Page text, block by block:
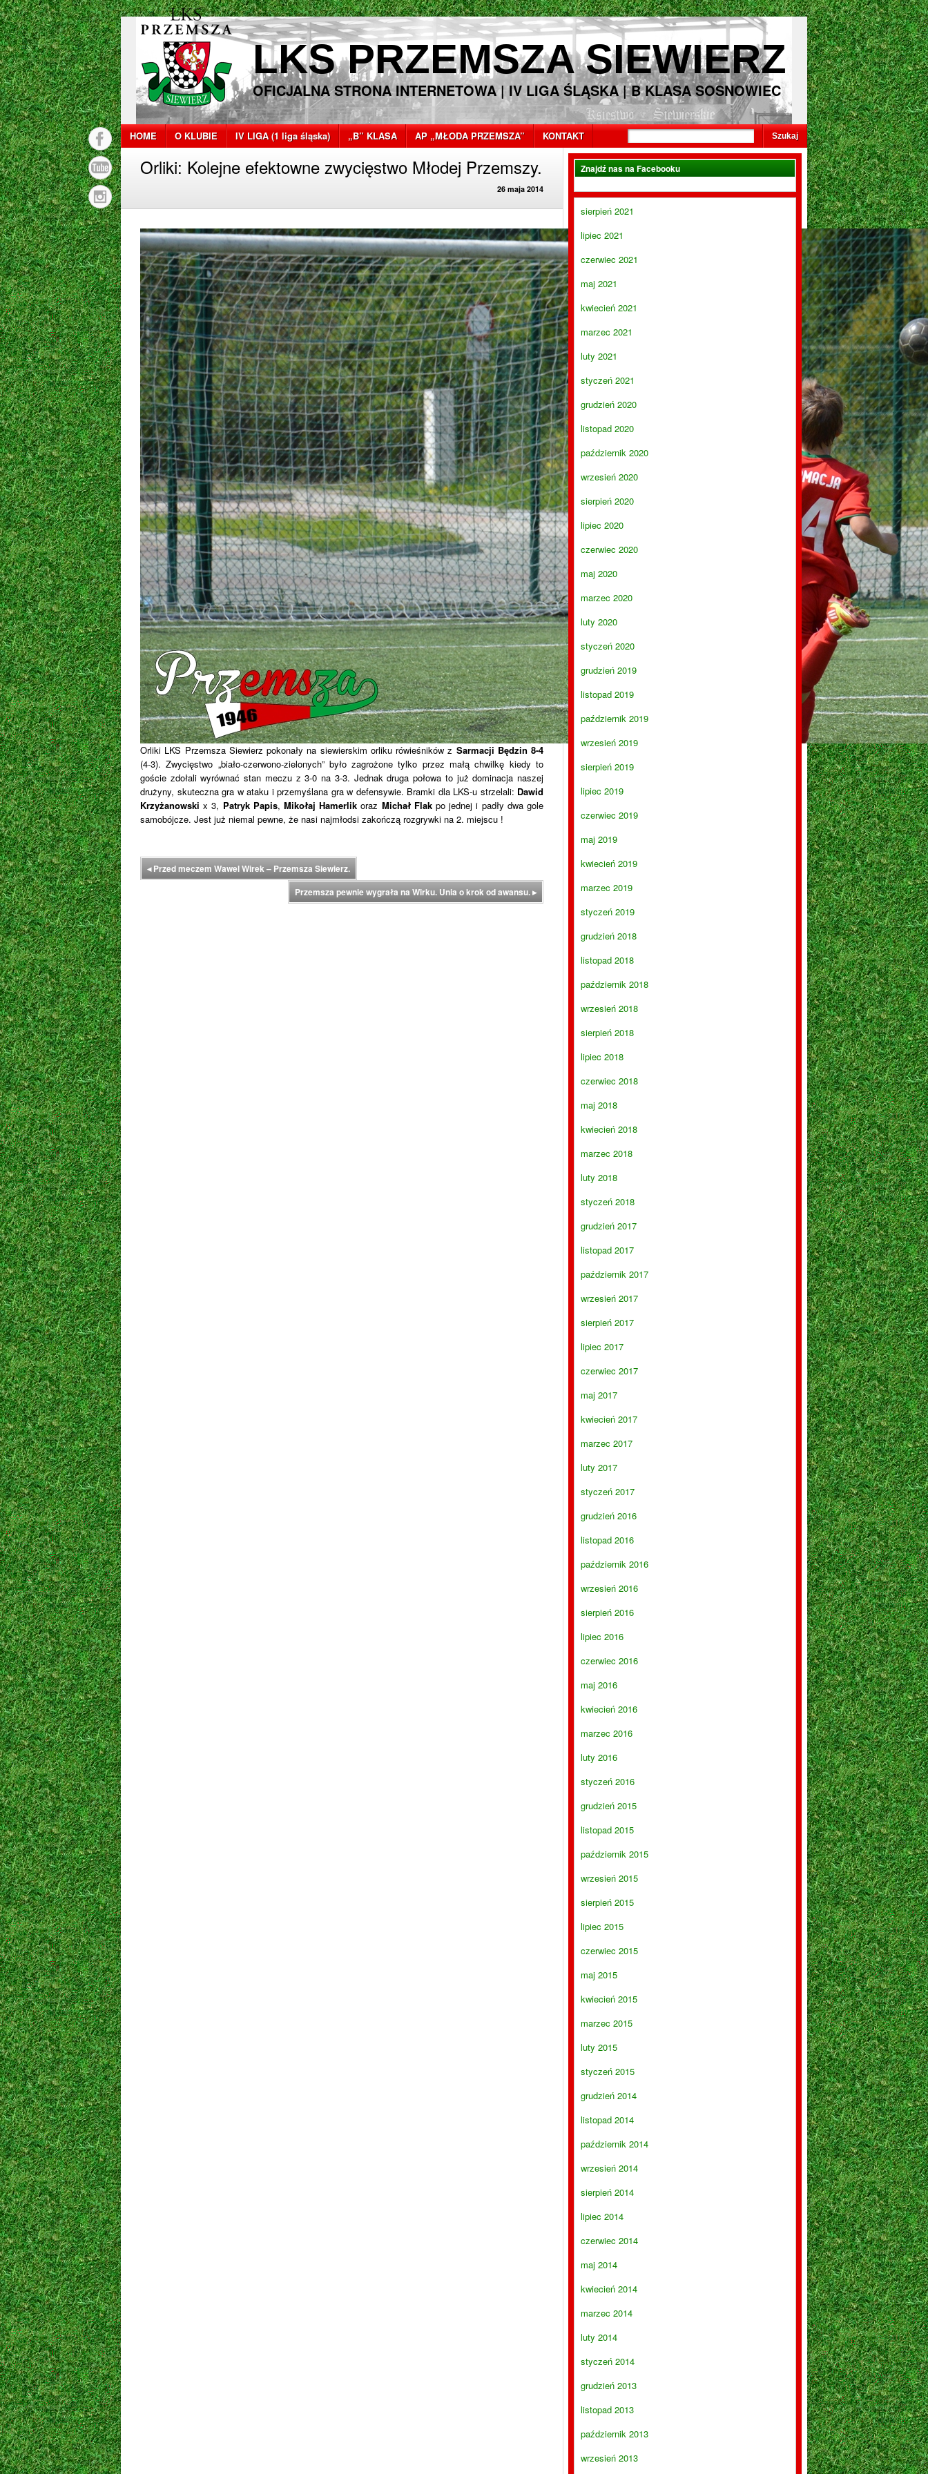
LKS PRZEMSZA SIEWIERZ
OFICJALNA STRONA INTERNETOWA | IV LIGA ŚLĄSKA | B KLASA SOSNOWIEC
HOME O KLUBIE IV LIGA (1 liga śląska) „B” KLASA AP „MŁODA PRZEMSZA” KONTAKT
Orliki: Kolejne efektowne zwycięstwo Młodej Przemszy.
26 maja 2014
Orliki LKS Przemsza Siewierz pokonały na siewierskim orliku rówieśników z Sarmacji Będzin 8-4
(4-3). Zwycięstwo „biało-czerwono-zielonych” było zagrożone tylko przez małą chwilkę kiedy to
goście zdołali wyrównać stan meczu z 3-0 na 3-3. Jednak druga połowa to już dominacja naszej
drużyny, skuteczna gra w ataku i przemyślana gra w defensywie. Bramki dla LKS-u strzelali: Dawid
Krzyżanowski x 3, Patryk Papis,Mikołaj Hamerlikoraz Michał Flakpo jednej i padły dwa gole
samobójcze. Jest już niemal pewne, że nasi najmłodsi zakończą rozgrywki na 2. miejscu !
◂Przed meczem Wawel Wirek – Przemsza Siewierz.
Przemsza pewnie wygrała na Wirku. Unia o krok od awansu.▸
Znajdź nas na Facebooku
sierpień 2021
lipiec 2021
czerwiec 2021
maj 2021
kwiecień 2021
marzec 2021
luty 2021
styczeń 2021
grudzień 2020
listopad 2020
październik 2020
wrzesień 2020
sierpień 2020
lipiec 2020
czerwiec 2020
maj 2020
marzec 2020
luty 2020
styczeń 2020
grudzień 2019
listopad 2019
październik 2019
wrzesień 2019
sierpień 2019
lipiec 2019
czerwiec 2019
maj 2019
kwiecień 2019
marzec 2019
styczeń 2019
grudzień 2018
listopad 2018
październik 2018
wrzesień 2018
sierpień 2018
lipiec 2018
czerwiec 2018
maj 2018
kwiecień 2018
marzec 2018
luty 2018
styczeń 2018
grudzień 2017
listopad 2017
październik 2017
wrzesień 2017
sierpień 2017
lipiec 2017
czerwiec 2017
maj 2017
kwiecień 2017
marzec 2017
luty 2017
styczeń 2017
grudzień 2016
listopad 2016
październik 2016
wrzesień 2016
sierpień 2016
lipiec 2016
czerwiec 2016
maj 2016
kwiecień 2016
marzec 2016
luty 2016
styczeń 2016
grudzień 2015
listopad 2015
październik 2015
wrzesień 2015
sierpień 2015
lipiec 2015
czerwiec 2015
maj 2015
kwiecień 2015
marzec 2015
luty 2015
styczeń 2015
grudzień 2014
listopad 2014
październik 2014
wrzesień 2014
sierpień 2014
lipiec 2014
czerwiec 2014
maj 2014
kwiecień 2014
marzec 2014
luty 2014
styczeń 2014
grudzień 2013
listopad 2013
październik 2013
wrzesień 2013